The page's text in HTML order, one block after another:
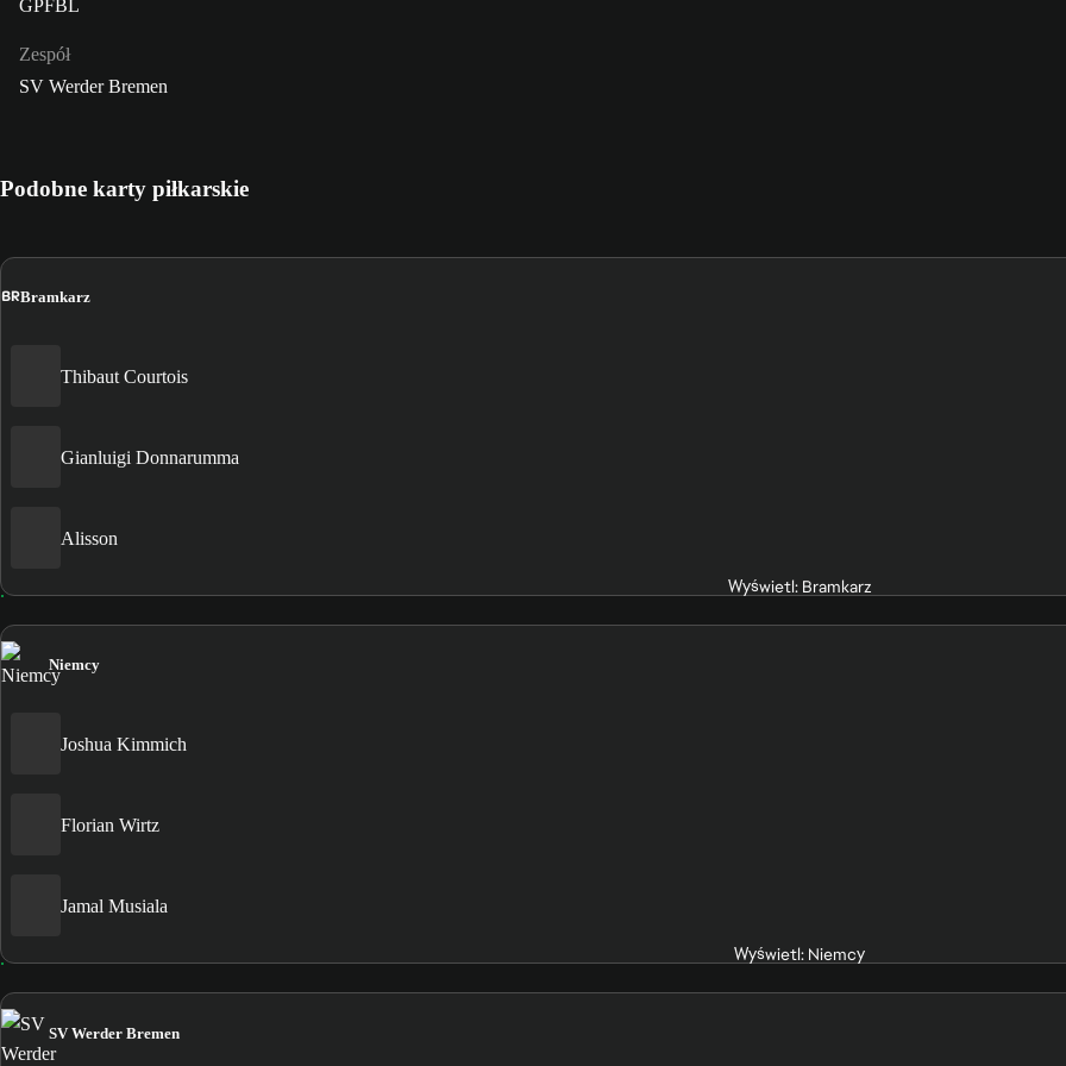
GPFBL
Zespół
SV Werder Bremen
Podobne karty piłkarskie
BRBramkarz
Thibaut Courtois
Gianluigi Donnarumma
Alisson
Wyświetl: Bramkarz
Niemcy
Joshua Kimmich
Florian Wirtz
Jamal Musiala
Wyświetl: Niemcy
SV Werder Bremen